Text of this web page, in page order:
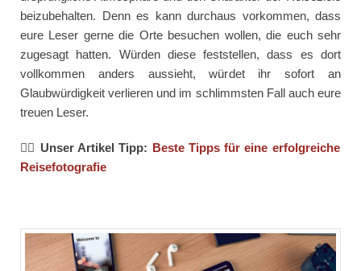
beizubehalten. Denn es kann durchaus vorkommen, dass
eure Leser gerne die Orte besuchen wollen, die euch sehr
zugesagt hatten. Würden diese feststellen, dass es dort
vollkommen anders aussieht, würdet ihr sofort an
Glaubwürdigkeit verlieren und im schlimmsten Fall auch eure
treuen Leser.
👉🏻 Unser Artikel Tipp: Beste Tipps für eine erfolgreiche
Reisefotografie